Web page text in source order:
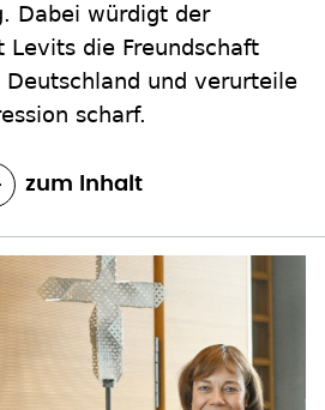
die Freundschaft
und verurteile
scharf.